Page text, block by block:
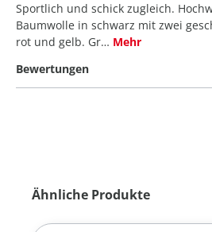
Sportlich und schick zugleich.
Baumwolle in schwarz mit zwei
rot und gelb. Gr… Mehr
Bewertungen
Produktgalerie überspringen
Ähnliche Produkte